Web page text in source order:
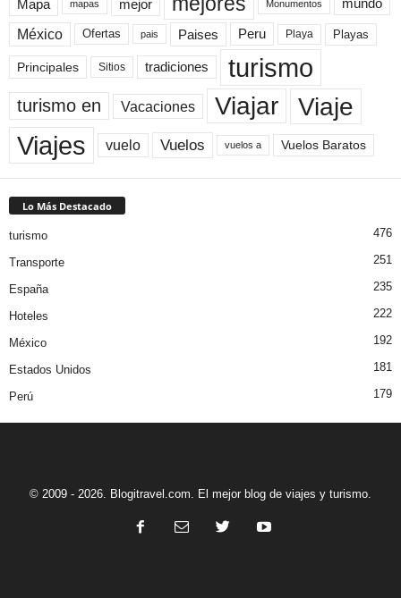
Mapa mapas mejor Monumentos mundo
México Ofertas pais Paises Peru Playa Playas
Principales Sitios tradiciones turismo
turismo en Vacaciones Viajar Viaje
Viajes vuelo Vuelos vuelos a Vuelos Baratos
Lo Más Destacado
turismo 476
Transporte 251
España 235
Hoteles 222
México 192
Estados Unidos 181
Perú 179
© 2009 - 2026. Blogitravel.com. El mejor blog de viajes y turismo.